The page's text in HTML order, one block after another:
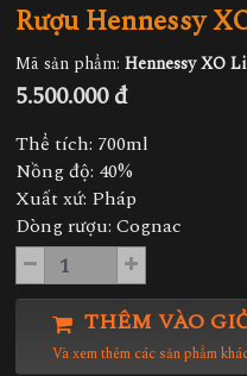
Rượu Hennessy
Mã sản phẩm: Hennessy XO
5.500.000 đ
Thể tích: 700ml
Nồng độ: 40%
Xuất xứ: Pháp
Dòng rượu: Cognac
THÊM VÀO
Và xem thêm các sản phẩm